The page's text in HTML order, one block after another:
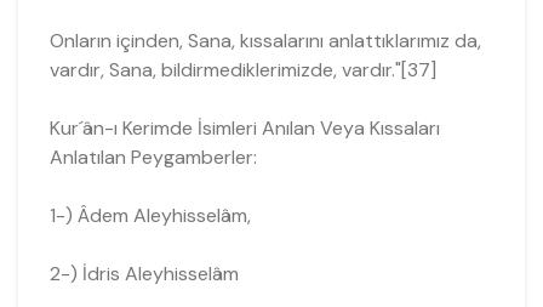
Onların içinden, Sana, kıssalarını anlattıklarımız da,
vardır, Sana, bildirmediklerimizde, vardır."[37]
Kur´ân-ı Kerimde İsimleri Anılan Veya Kıssaları
Anlatılan Peygamberler:
1-) Âdem Aleyhisselâm,
2-) İdris Aleyhisselâm